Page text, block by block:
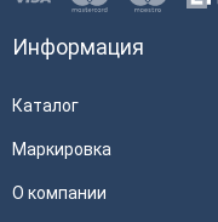
Информация
Каталог
Маркировка
О компании